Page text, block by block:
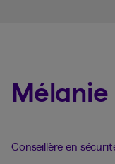
Mélanie
Conseillère en